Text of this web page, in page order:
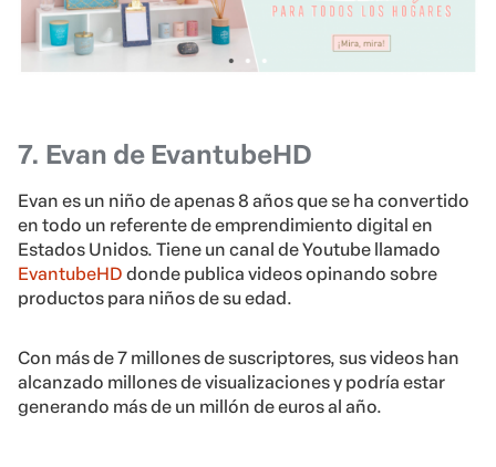
7. Evan de EvantubeHD
Evan es un niño de apenas 8 años que se ha convertido
en todo un referente de emprendimiento digital en
Estados Unidos. Tiene un canal de Youtube llamado
EvantubeHD donde publica videos opinando sobre
productos para niños de su edad.
Con más de 7 millones de suscriptores, sus videos han
alcanzado millones de visualizaciones y podría estar
generando más de un millón de euros al año.